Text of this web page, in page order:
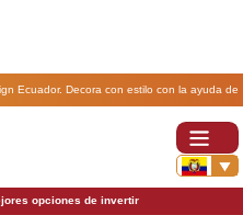
Ecuador. Decora con estilo con la ayuda de
opciones de invertir